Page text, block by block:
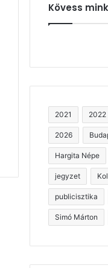
Kövess
2021 2022
2026
Hargita Népe
jegyzet
publicisztika
Simó Márton